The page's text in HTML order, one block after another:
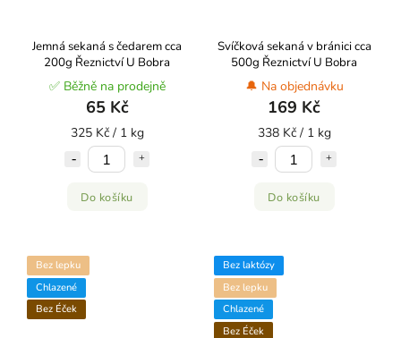
Jemná sekaná s čedarem cca
200g Řeznictví U Bobra
✅ Běžně na prodejně
65 Kč
325 Kč / 1 kg
Do košíku
Svíčková sekaná v bránici cca
500g Řeznictví U Bobra
🔔 Na objednávku
169 Kč
338 Kč / 1 kg
Do košíku
Bez lepku
Chlazené
Bez Éček
Bez laktózy
Bez lepku
Chlazené
Bez Éček